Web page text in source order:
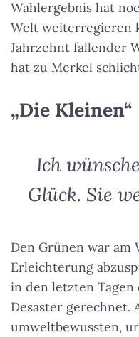
Wahlergebnis hat
Welt weiterregieren
Jahrzehnt fallender
hat zu Merkel
„Die Kleinen“
Ich
Glück. Sie
Den Grünen war am
Erleichterung
in den letzten Tagen
Desaster gerechnet.
umweltbewussten,